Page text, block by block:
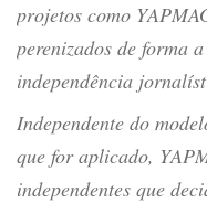
projetos como
perenizados de forma
independência
Independente do
que for aplicado,
independentes que